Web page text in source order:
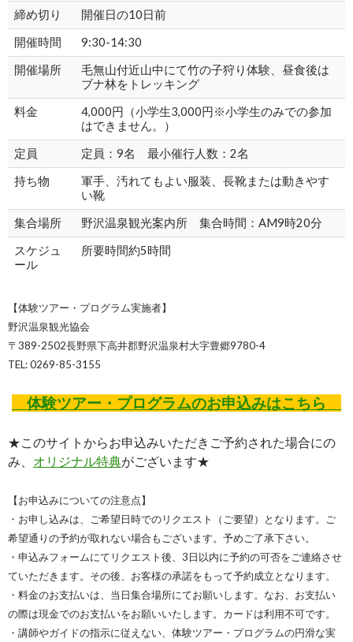
締め切り 開催日の10日前
開催時間 9:30-14:30
開催場所
毛無山付近山中にて竹の子狩り体験、昼食後は
ブナ林をトレッキング
料金
4,000円（小学生3,000円※小学生のみでの参加
はできません。）
定員 定員：9名 最小催行人数：2名
持ち物
軍手、汚れてもよい服装、長靴または動きやす
い靴
集合場所 野沢温泉観光案内所 集合時間：AM9時20分
スケジュ
ール
所要時間約5時間
【体験ツアー・プログラム実施者】
野沢温泉観光協会
〒389-2502長野県下高井郡野沢温泉村大字豊郷9780-4
TEL: 0269-85-3155
体験ツアー・プログラムのお申込みはこちら
★このサイトからお申込みいただきご予約された場合にの
み、 オリジナル特典がございます★
【お申込みについての注意点】
・お申し込みは、ご希望日時でのリクエスト（ご要望）となります。ご
希望通りの予約が取れない場合もございます。予めご了承下さい。
・申込みフォームにてリクエスト後、3日以内に予約の可否をご連絡させ
ていただきます。その後、お客様の承諾をもって予約成立となります。
・料金のお支払いは、当日集合場所にてお願いします。なお、お支払い
の際は現金でのお支払いをお願いいたします。カードは利用不可です。
・講師やガイドの指示に従えない、体験ツアー・プログラムの円滑な実